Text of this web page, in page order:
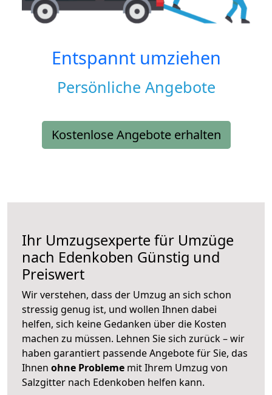
Entspannt umziehen
Persönliche Angebote
Kostenlose Angebote erhalten
Ihr Umzugsexperte für Umzüge
nach Edenkoben Günstig und
Preiswert
Wir verstehen, dass der Umzug an sich schon
stressig genug ist, und wollen Ihnen dabei
helfen, sich keine Gedanken über die Kosten
machen zu müssen. Lehnen Sie sich zurück – wir
haben garantiert passende Angebote für Sie, das
Ihnen ohne Probleme mit Ihrem Umzug von
Salzgitter nach Edenkoben helfen kann.